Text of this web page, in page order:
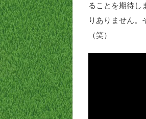
ることを期待し
りありません。
（笑）